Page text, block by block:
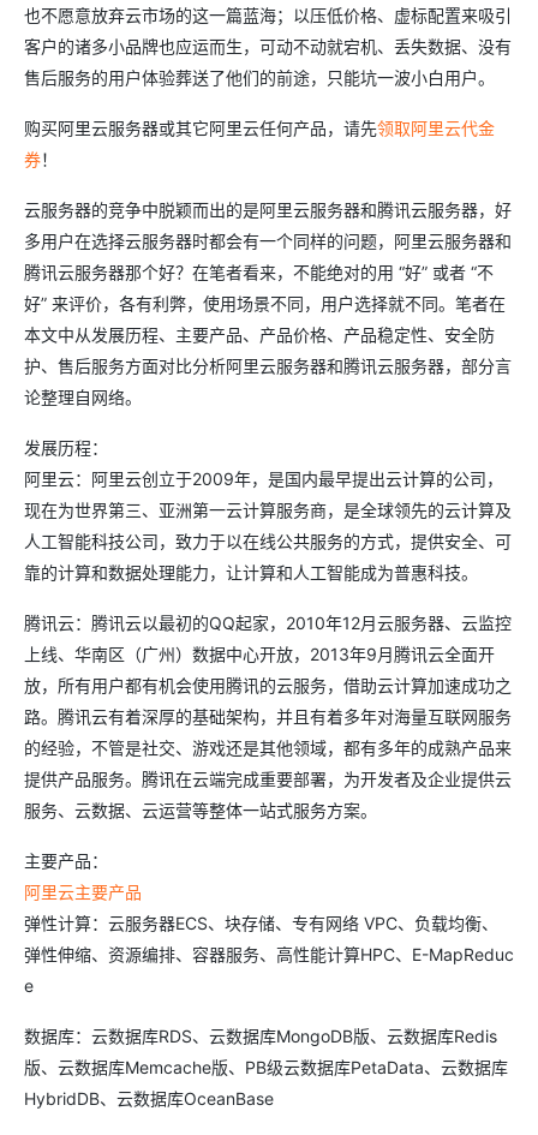
也不愿意放弃云市场的这一篇蓝海；以压低价格、虚标配置来吸引
客户的诸多小品牌也应运而生，可动不动就宕机、丢失数据、没有
售后服务的用户体验葬送了他们的前途，只能坑一波小白用户。
购买阿里云服务器或其它阿里云任何产品，请先领取阿里云代金
券！
云服务器的竞争中脱颖而出的是阿里云服务器和腾讯云服务器，好
多用户在选择云服务器时都会有一个同样的问题，阿里云服务器和
腾讯云服务器那个好？在笔者看来，不能绝对的用 “好” 或者 “不
好” 来评价，各有利弊，使用场景不同，用户选择就不同。笔者在
本文中从发展历程、主要产品、产品价格、产品稳定性、安全防
护、售后服务方面对比分析阿里云服务器和腾讯云服务器，部分言
论整理自网络。
发展历程：
阿里云：阿里云创立于2009年，是国内最早提出云计算的公司，
现在为世界第三、亚洲第一云计算服务商，是全球领先的云计算及
人工智能科技公司，致力于以在线公共服务的方式，提供安全、可
靠的计算和数据处理能力，让计算和人工智能成为普惠科技。
腾讯云：腾讯云以最初的QQ起家，2010年12月云服务器、云监控
上线、华南区（广州）数据中心开放，2013年9月腾讯云全面开
放，所有用户都有机会使用腾讯的云服务，借助云计算加速成功之
路。腾讯云有着深厚的基础架构，并且有着多年对海量互联网服务
的经验，不管是社交、游戏还是其他领域，都有多年的成熟产品来
提供产品服务。腾讯在云端完成重要部署，为开发者及企业提供云
服务、云数据、云运营等整体一站式服务方案。
主要产品：
阿里云主要产品
弹性计算：云服务器ECS、块存储、专有网络 VPC、负载均衡、
弹性伸缩、资源编排、容器服务、高性能计算HPC、E-MapReduc
e
数据库：云数据库RDS、云数据库MongoDB版、云数据库Redis
版、云数据库Memcache版、PB级云数据库PetaData、云数据库
HybridDB、云数据库OceanBase